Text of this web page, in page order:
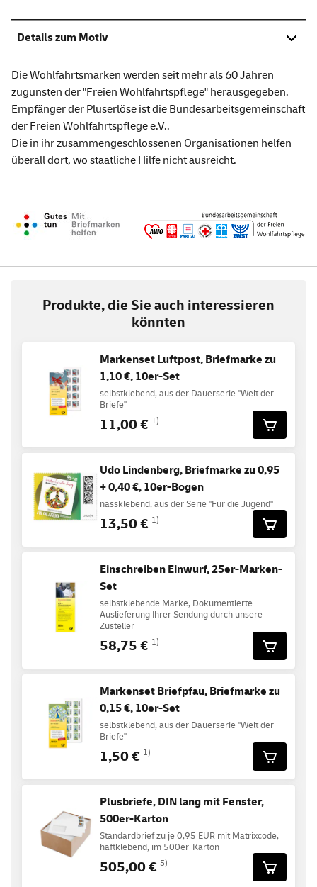
Details zum Motiv
Die Wohlfahrtsmarken werden seit mehr als 60 Jahren
zugunsten der "Freien Wohlfahrtspflege" herausgegeben.
Empfänger der Pluserlöse ist die Bundesarbeitsgemeinschaft
der Freien Wohlfahrtspflege e.V..
Die in ihr zusammengeschlossenen Organisationen helfen
überall dort, wo staatliche Hilfe nicht ausreicht.
Produkte, die Sie auch interessieren
könnten
Markenset Luftpost, Briefmarke zu
1,10 €, 10er-Set
selbstklebend, aus der Dauerserie "Welt der
Briefe"
11,00 € 1)
Udo Lindenberg, Briefmarke zu 0,95
+ 0,40 €, 10er-Bogen
nassklebend, aus der Serie "Für die Jugend"
13,50 € 1)
Einschreiben Einwurf, 25er-Marken-
Set
selbstklebende Marke, Dokumentierte
Auslieferung Ihrer Sendung durch unsere
Zusteller
58,75 € 1)
Markenset Briefpfau, Briefmarke zu
0,15 €, 10er-Set
selbstklebend, aus der Dauerserie "Welt der
Briefe"
1,50 € 1)
Plusbriefe, DIN lang mit Fenster,
500er-Karton
Standardbrief zu je 0,95 EUR mit Matrixcode,
haftklebend, im 500er-Karton
505,00 € 5)